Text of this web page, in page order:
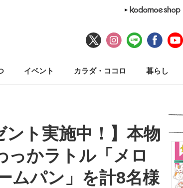
イベント カラダ・ココロ 暮らし
ント実施中！】本物
っかラトル「メロ
ムパン」を計8名様